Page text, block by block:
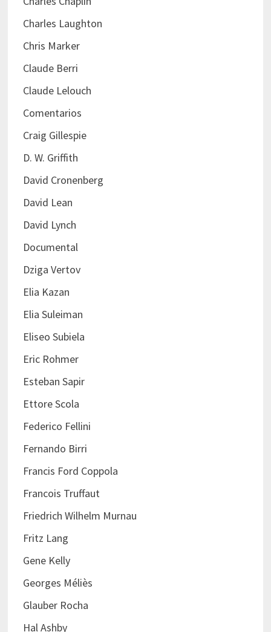
Charles Laughton
Chris Marker
Claude Berri
Claude Lelouch
Comentarios
Craig Gillespie
D. W. Griffith
David Cronenberg
David Lean
David Lynch
Documental
Dziga Vertov
Elia Kazan
Elia Suleiman
Eliseo Subiela
Eric Rohmer
Esteban Sapir
Ettore Scola
Federico Fellini
Fernando Birri
Francis Ford Coppola
Francois Truffaut
Friedrich Wilhelm Murnau
Fritz Lang
Gene Kelly
Georges Méliès
Glauber Rocha
Hal Ashby